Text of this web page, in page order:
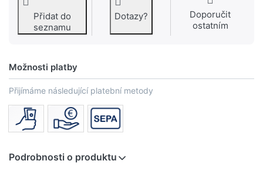
Přidat do
seznamu
Dotazy?
Doporučit
ostatním
Možnosti platby
Přijímáme následující platební metody
Podrobnosti o produktu